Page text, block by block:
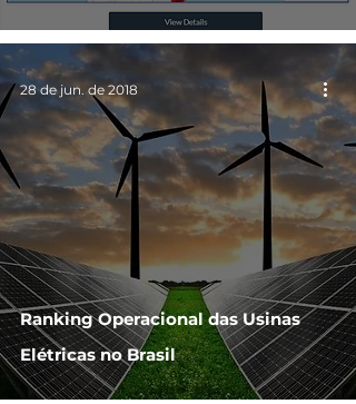
Ranking Operacional das Usinas
Elétricas no Brasil
28 de jun. de 2018